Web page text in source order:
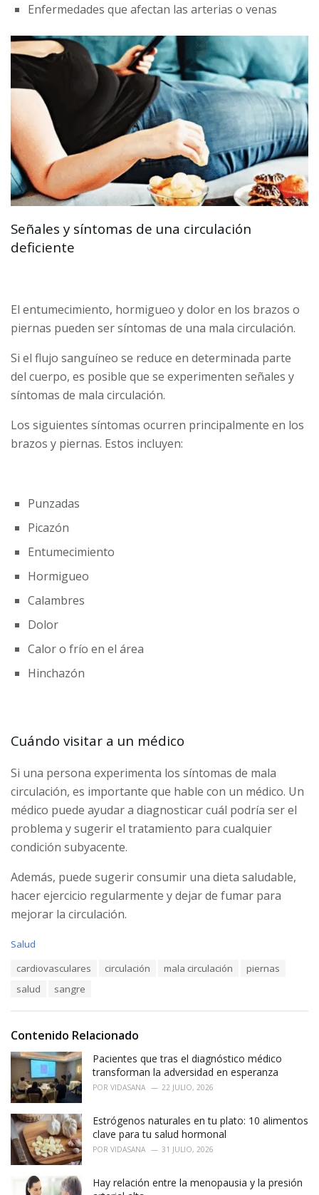
Enfermedades que afectan las arterias o venas
Señales y síntomas de una circulación
deficiente
El entumecimiento, hormigueo y dolor en los brazos o
piernas pueden ser síntomas de una mala circulación.
Si el flujo sanguíneo se reduce en determinada parte
del cuerpo, es posible que se experimenten señales y
síntomas de mala circulación.
Los siguientes síntomas ocurren principalmente en los
brazos y piernas. Estos incluyen:
Punzadas
Picazón
Entumecimiento
Hormigueo
Calambres
Dolor
Calor o frío en el área
Hinchazón
Cuándo visitar a un médico
Si una persona experimenta los síntomas de mala
circulación, es importante que hable con un médico. Un
médico puede ayudar a diagnosticar cuál podría ser el
problema y sugerir el tratamiento para cualquier
condición subyacente.
Además, puede sugerir consumir una dieta saludable,
hacer ejercicio regularmente y dejar de fumar para
mejorar la circulación.
C
i
s
Salud
cardiovasculares circulación mala circulación
piernas
salud
sangre
Contenido Relacionado
Pacientes que tras el diagnóstico médico
transforman la adversidad en esperanza
POR VIDASANA 22 JULIO, 2026
Estrógenos naturales en tu plato: 10 alimentos
clave para tu salud hormonal
POR VIDASANA 31 JULIO, 2026
Hay relación entre la menopausia y la presión